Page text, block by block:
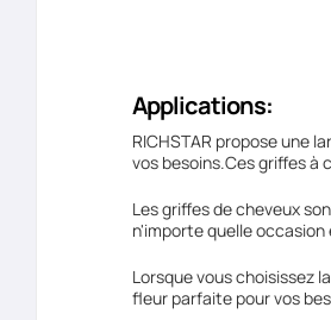
Applications:
RICHSTAR propose une
vos besoins.Ces griffes à
Les griffes de cheveux
n'importe quelle
Lorsque vous choisissez
fleur parfaite pour vos